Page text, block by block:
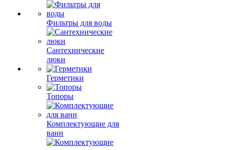
Фильтры для воды
Сантехнические
люки
Герметики
Топоры
Комплектующие для
ванн